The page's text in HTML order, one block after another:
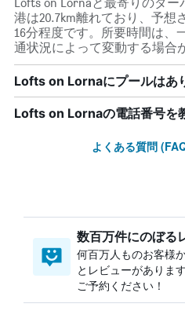
港は20.7km離れており、予想
16分程度です。所要時間は、
通状況によって変動する場合
Lofts on Lornaにプールはあ
Lofts on Lornaの電話番号を
よくある質問
数百万件にのぼる
何百万人ものお客様
とレビューがありま
ご予約ください！